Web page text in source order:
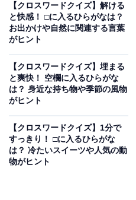
【クロスワードクイズ】解ける
と快感！ □に入るひらがなは？
お出かけや自然に関連する言葉
がヒント
【クロスワードクイズ】埋まる
と爽快！ 空欄に入るひらがな
は？ 身近な持ち物や季節の風物
がヒント
【クロスワードクイズ】1分で
すっきり！ □に入るひらがな
は？ 冷たいスイーツや人気の動
物がヒント